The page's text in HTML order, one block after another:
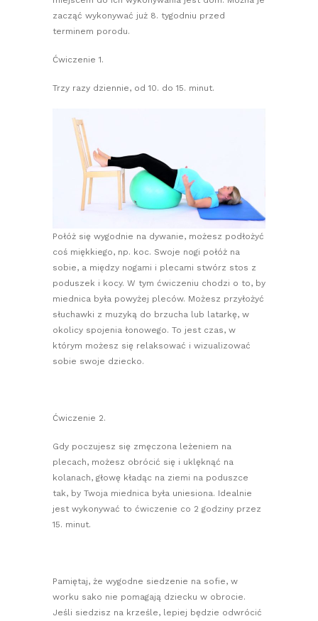
zacząć wykonywać już 8. tygodniu przed
terminem porodu.
Ćwiczenie 1.
Trzy razy dziennie, od 10. do 15. minut.
Połóż się wygodnie na dywanie, możesz podłożyć
coś miękkiego, np. koc. Swoje nogi połóż na
sobie, a między nogami i plecami stwórz stos z
poduszek i kocy. W tym ćwiczeniu chodzi o to, by
miednica była powyżej pleców. Możesz przyłożyć
słuchawki z muzyką do brzucha lub latarkę, w
okolicy spojenia łonowego. To jest czas, w
którym możesz się relaksować i wizualizować
sobie swoje dziecko.
Ćwiczenie 2.
Gdy poczujesz się zmęczona leżeniem na
plecach, możesz obrócić się i uklęknąć na
kolanach, głowę kładąc na ziemi na poduszce
tak, by Twoja miednica była uniesiona. Idealnie
jest wykonywać to ćwiczenie co 2 godziny przez
15. minut.
Pamiętaj, że wygodne siedzenie na sofie, w
worku sako nie pomagają dziecku w obrocie.
Jeśli siedzisz na krześle, lepiej będzie odwrócić